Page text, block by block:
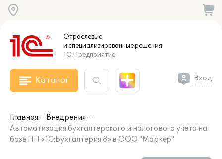
Отраслевые
и специализированныерешения
1С:Предприятие
Каталог Вход
Главная
Внедрения
Автоматизация бухгалтерского и налогового учета на
базе ПП «1С:Бухгалтерия 8» в ООО "Маркер"